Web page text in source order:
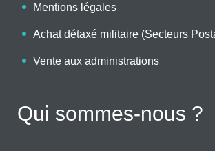
Mentions légales
Achat détaxé militaire (Secteurs
Vente aux administrations
Qui sommes-nous ?